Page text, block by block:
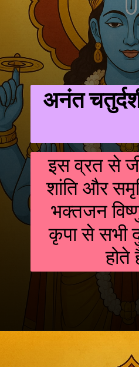
अनंत
इस व्रत से
शांति और
भक्तजन
कृपा से सभी
होते